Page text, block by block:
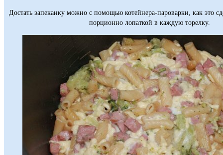
Достать запеканку можно с помощью котейнера-пароварки, как это
порционно лопаткой в каждую торелку.